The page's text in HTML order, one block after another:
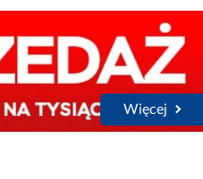
Więcej